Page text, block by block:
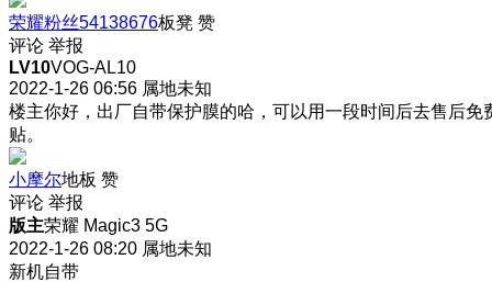
荣耀粉丝54138676板凳 赞
评论 举报
LV10VOG-AL10
2022-1-26 06:56 属地未知
楼主你好，出厂自带保护膜的哈，可以用一段时间后去售后免
贴。
小摩尔地板 赞
评论 举报
版主荣耀 Magic3 5G
2022-1-26 08:20 属地未知
新机自带